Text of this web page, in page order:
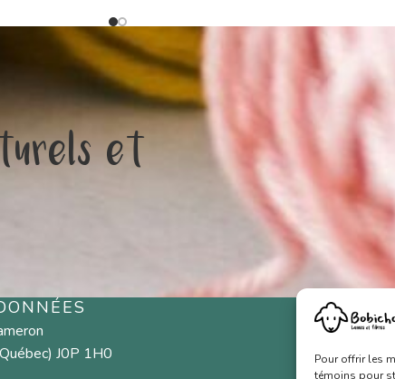
Pour offrir les
témoins pour
et
J0P 1H0
MENU
Fibres
Aiguilles et